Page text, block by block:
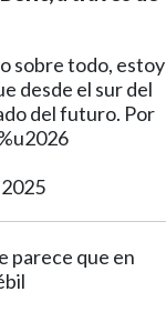
sobre todo, estoy
desde el sur del
del futuro. Por
parece que en